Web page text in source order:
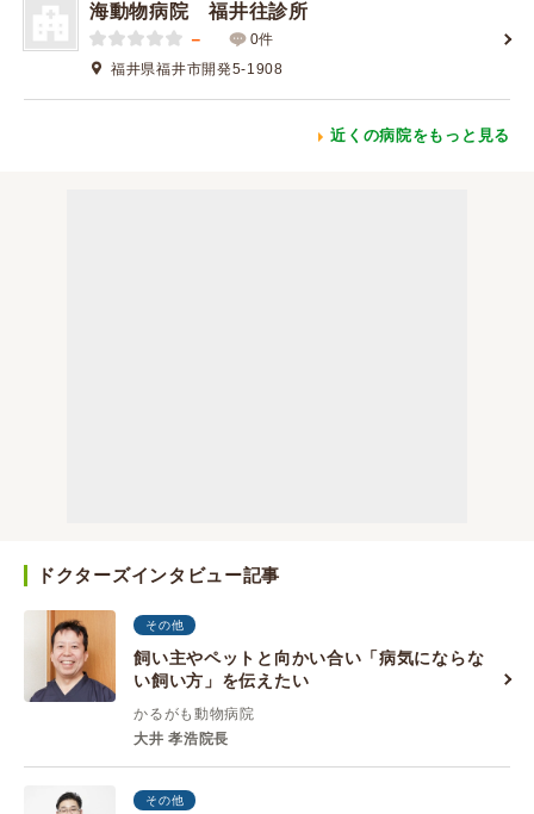
海動物病院 福井往診所
－
0件
福井県福井市開発5-1908
近くの病院をもっと見る
ドクターズインタビュー記事
その他
飼い主やペットと向かい合い「病気にならな
い飼い方」を伝えたい
かるがも動物病院
大井 孝浩院長
その他